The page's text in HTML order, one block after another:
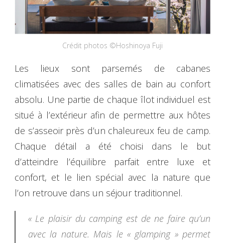
Crédit photos ©Hoshinoya Fuji
Les lieux sont parsemés de cabanes
climatisées avec des salles de bain au confort
absolu. Une partie de chaque îlot individuel est
situé à l’extérieur afin de permettre aux hôtes
de s’asseoir près d’un chaleureux feu de camp.
Chaque détail a été choisi dans le but
d’atteindre l’équilibre parfait entre luxe et
confort, et le lien spécial avec la nature que
l’on retrouve dans un séjour traditionnel.
« Le plaisir du camping est de ne faire qu’un
avec la nature. Mais le « glamping » permet